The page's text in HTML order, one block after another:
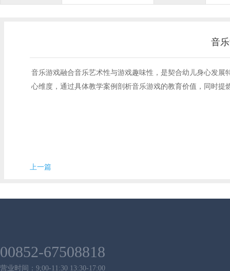
音
音乐游戏融合音乐艺术性与游戏趣味性，是契合幼儿身心发
心维度，通过具体教学案例剖析音乐游戏的教育价值，同时
上一篇
00852-67508818
营业时间：9;00-11:30 13:30-17:00